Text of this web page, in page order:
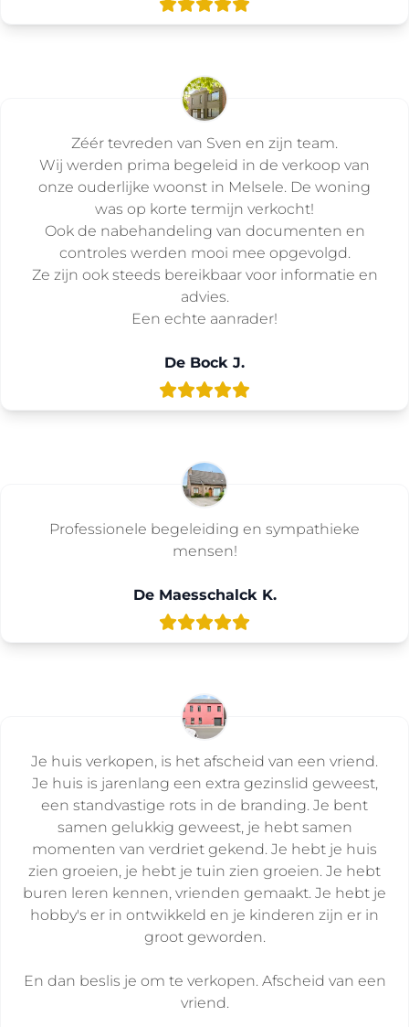
Zéér tevreden van Sven en zijn team.
Wij werden prima begeleid in de verkoop van
onze ouderlijke woonst in Melsele. De woning
was op korte termijn verkocht!
Ook de nabehandeling van documenten en
controles werden mooi mee opgevolgd.
Ze zijn ook steeds bereikbaar voor informatie en
advies.
Een echte aanrader!
De Bock J.
Professionele begeleiding en sympathieke
mensen!
De Maesschalck K.
Je huis verkopen, is het afscheid van een vriend.
Je huis is jarenlang een extra gezinslid geweest,
een standvastige rots in de branding. Je bent
samen gelukkig geweest, je hebt samen
momenten van verdriet gekend. Je hebt je huis
zien groeien, je hebt je tuin zien groeien. Je hebt
buren leren kennen, vrienden gemaakt. Je hebt je
hobby's er in ontwikkeld en je kinderen zijn er in
groot geworden.
En dan beslis je om te verkopen. Afscheid van een
vriend.